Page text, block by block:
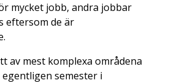
mycket jobb, andra jobbar
eftersom de är
av mest komplexa områdena
semester i